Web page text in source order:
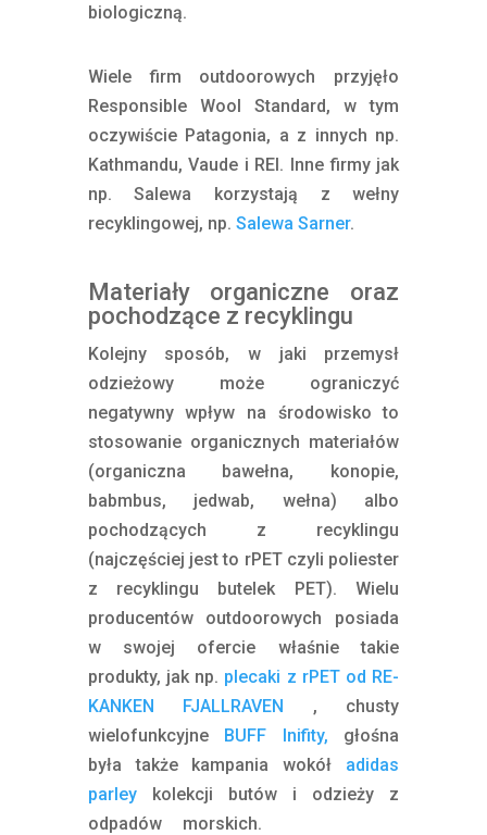
biologiczną.
Wiele firm outdoorowych przyjęło
Responsible Wool Standard, w tym
oczywiście Patagonia, a z innych np.
Kathmandu, Vaude i REI. Inne firmy jak
np. Salewa korzystają z wełny
recyklingowej, np. Salewa Sarner.
Materiały organiczne oraz
pochodzące z recyklingu
Kolejny sposób, w jaki przemysł
odzieżowy może ograniczyć
negatywny wpływ na środowisko to
stosowanie organicznych materiałów
(organiczna bawełna, konopie,
babmbus, jedwab, wełna) albo
pochodzących z recyklingu
(najczęściej jest to rPET czyli poliester
z recyklingu butelek PET). Wielu
producentów outdoorowych posiada
w swojej ofercie właśnie takie
produkty, jak np. plecaki z rPET od RE-
KANKEN FJALLRAVEN , chusty
wielofunkcyjne BUFF Inifity, głośna
była także kampania wokół adidas
parleykolekcji butów i odzieży z
odpadów morskich.